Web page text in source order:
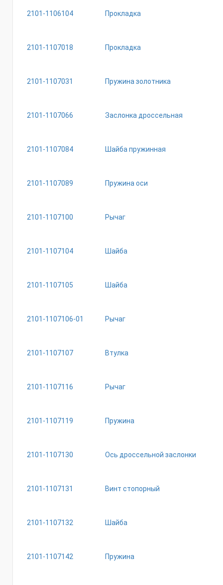
2101-1106104 Прокладка
2101-1107018 Прокладка
2101-1107031 Пружина золотника
2101-1107066 Заслонка дроссельная
2101-1107084 Шайба пружинная
2101-1107089 Пружина оси
2101-1107100 Рычаг
2101-1107104 Шайба
2101-1107105 Шайба
2101-1107106-01 Рычаг
2101-1107107 Втулка
2101-1107116 Рычаг
2101-1107119 Пружина
2101-1107130 Ось дроссельной заслонки
2101-1107131 Винт стопорный
2101-1107132 Шайба
2101-1107142 Пружина